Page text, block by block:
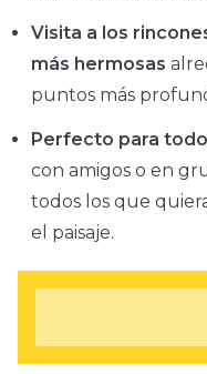
Visita a los
más hermosas
puntos más
Perfecto para
con amigos o en
todos los que
el paisaje.